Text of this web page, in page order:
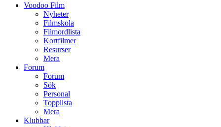
Voodoo Film
Nyheter
Filmskola
Filmordlista
Kortfilmer
Resurser
Mera
Forum
Forum
Sök
Personal
Topplista
Mera
Klubbar